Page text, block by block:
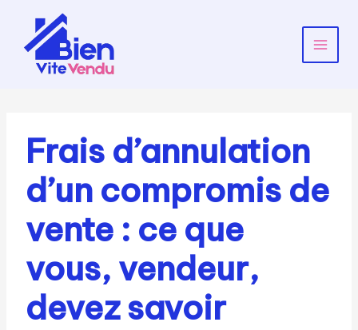
contenu
Main
Frais d’annulation
d’un compromis de
vente : ce que
vous, vendeur,
devez savoir